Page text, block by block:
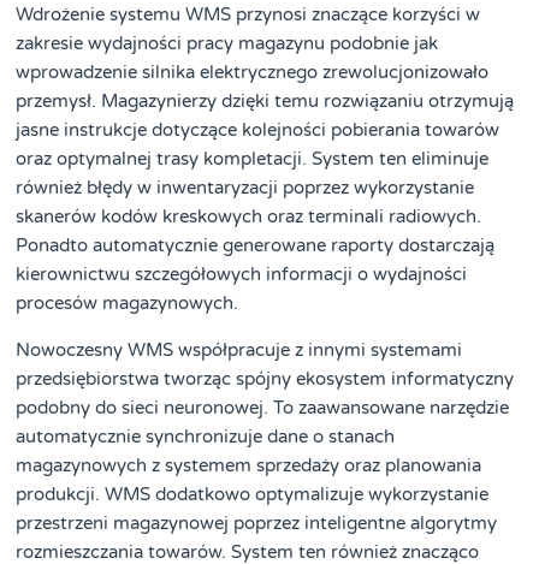
Wdrożenie systemu WMS przynosi znaczące korzyści w
zakresie wydajności pracy magazynu podobnie jak
wprowadzenie silnika elektrycznego zrewolucjonizowało
przemysł. Magazynierzy dzięki temu rozwiązaniu otrzymują
jasne instrukcje dotyczące kolejności pobierania towarów
oraz optymalnej trasy kompletacji. System ten eliminuje
również błędy w inwentaryzacji poprzez wykorzystanie
skanerów kodów kreskowych oraz terminali radiowych.
Ponadto automatycznie generowane raporty dostarczają
kierownictwu szczegółowych informacji o wydajności
procesów magazynowych.
Nowoczesny WMS współpracuje z innymi systemami
przedsiębiorstwa tworząc spójny ekosystem informatyczny
podobny do sieci neuronowej. To zaawansowane narzędzie
automatycznie synchronizuje dane o stanach
magazynowych z systemem sprzedaży oraz planowania
produkcji. WMS dodatkowo optymalizuje wykorzystanie
przestrzeni magazynowej poprzez inteligentne algorytmy
rozmieszczania towarów. System ten również znacząco